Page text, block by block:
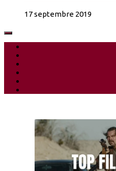
17 septembre 2019